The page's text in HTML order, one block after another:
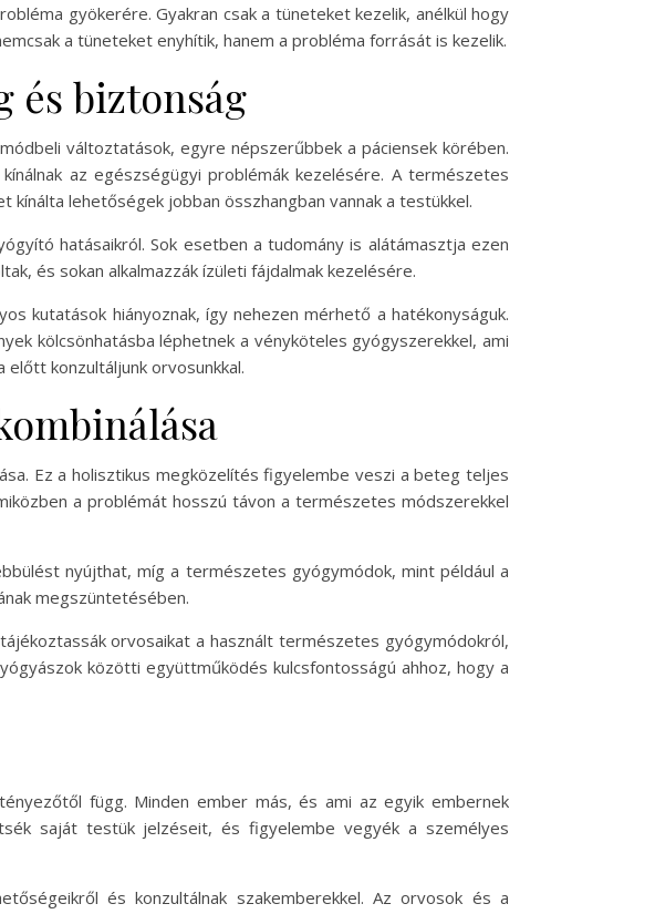
gyökerére. Gyakran csak a tüneteket kezelik, anélkül hogy
a tüneteket enyhítik, hanem a probléma forrását is kezelik.
és biztonság
változtatások, egyre népszerűbbek a páciensek körében.
az egészségügyi problémák kezelésére. A természetes
lehetőségek jobban összhangban vannak a testükkel.
hatásaikról. Sok esetben a tudomány is alátámasztja ezen
és sokan alkalmazzák ízületi fájdalmak kezelésére.
kutatások hiányoznak, így nehezen mérhető a hatékonyságuk.
kölcsönhatásba léphetnek a vényköteles gyógyszerekkel, ami
konzultáljunk orvosunkkal.
Ez a holisztikus megközelítés figyelembe veszi a beteg teljes
a problémát hosszú távon a természetes módszerekkel
nyújthat, míg a természetes gyógymódok, mint például a
megszüntetésében.
orvosaikat a használt természetes gyógymódokról,
közötti együttműködés kulcsfontosságú ahhoz, hogy a
függ. Minden ember más, és ami az egyik embernek
saját testük jelzéseit, és figyelembe vegyék a személyes
és konzultálnak szakemberekkel. Az orvosok és a